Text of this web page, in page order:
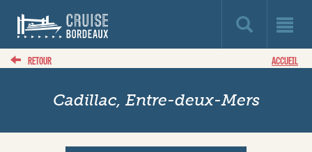
RETOUR ACCUEIL
Cadillac, Entre-deux-Mers